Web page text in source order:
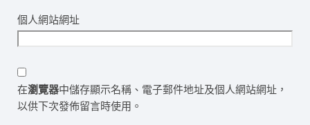
個人網站網址
在瀏覽器中儲存顯示名稱、電子郵件地址及個人網站網址，
以供下次發佈留言時使用。